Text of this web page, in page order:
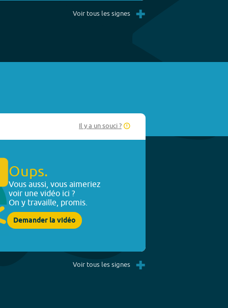
Voir tous les signes +
Il y a un souci ?
Oups.
Vous aussi, vous aimeriez
voir une vidéo ici ?
On y travaille, promis.
Demander la vidéo
Voir tous les signes +